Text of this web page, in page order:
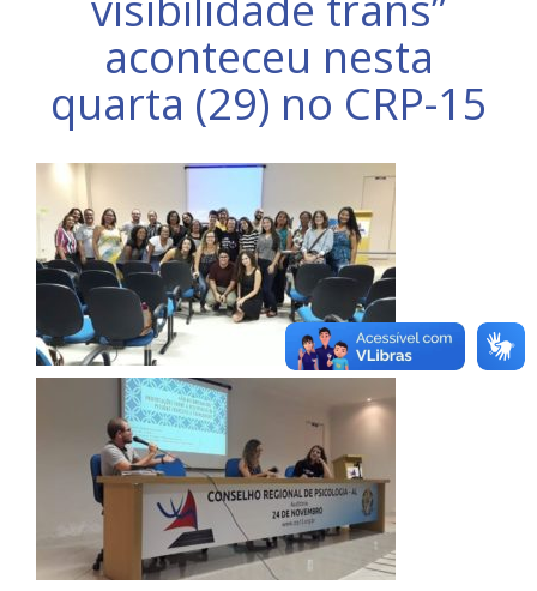
aconteceu nesta
quarta (29) no CRP-15